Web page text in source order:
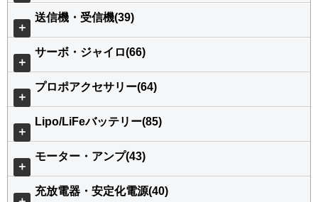
＋
送信機・受信機(39)
＋
サーボ・ジャイロ(66)
＋
プロポアクセサリー(64)
＋
Lipo/LiFeバッテリー(85)
＋
モーター・アンプ(43)
充放電器・安定化電源(40)